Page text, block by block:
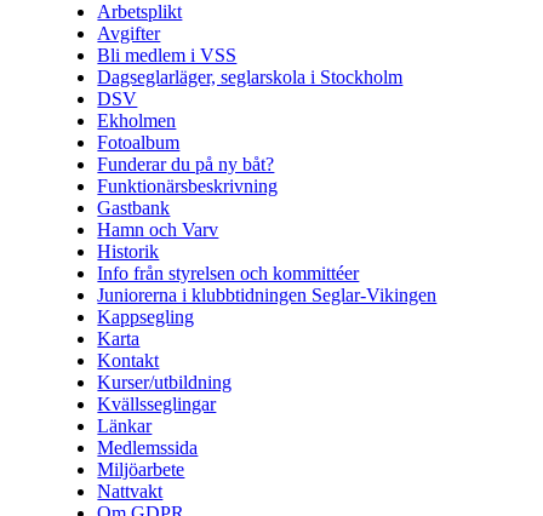
Arbetsplikt
Avgifter
Bli medlem i VSS
Dagseglarläger, seglarskola i Stockholm
DSV
Ekholmen
Fotoalbum
Funderar du på ny båt?
Funktionärsbeskrivning
Gastbank
Hamn och Varv
Historik
Info från styrelsen och kommittéer
Juniorerna i klubbtidningen Seglar-Vikingen
Kappsegling
Karta
Kontakt
Kurser/utbildning
Kvällsseglingar
Länkar
Medlemssida
Miljöarbete
Nattvakt